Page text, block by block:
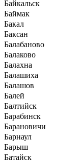
Байкальск
Баймак
Бакал
Баксан
Балабаново
Балаково
Балахна
Балашиха
Балашов
Балей
Балтийск
Барабинск
Барановичи
Барнаул
Барыш
Батайск